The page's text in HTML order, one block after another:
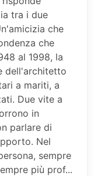
tra i due
che
che
al 1998, la
dell'architetto
a mariti, a
Due vite a
in
parlare di
Nel
sempre
più prof...